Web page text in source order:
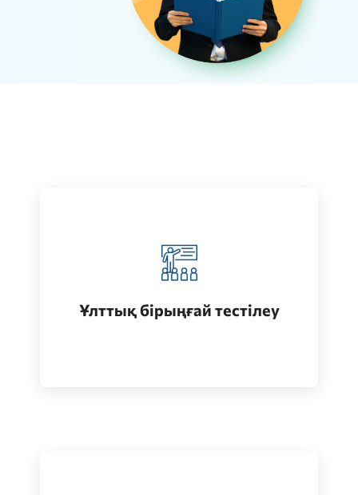
Ұлттық бірыңғай тестілеу
Қазақстанда жоғары білім алу
(бакалавриат)
Өту